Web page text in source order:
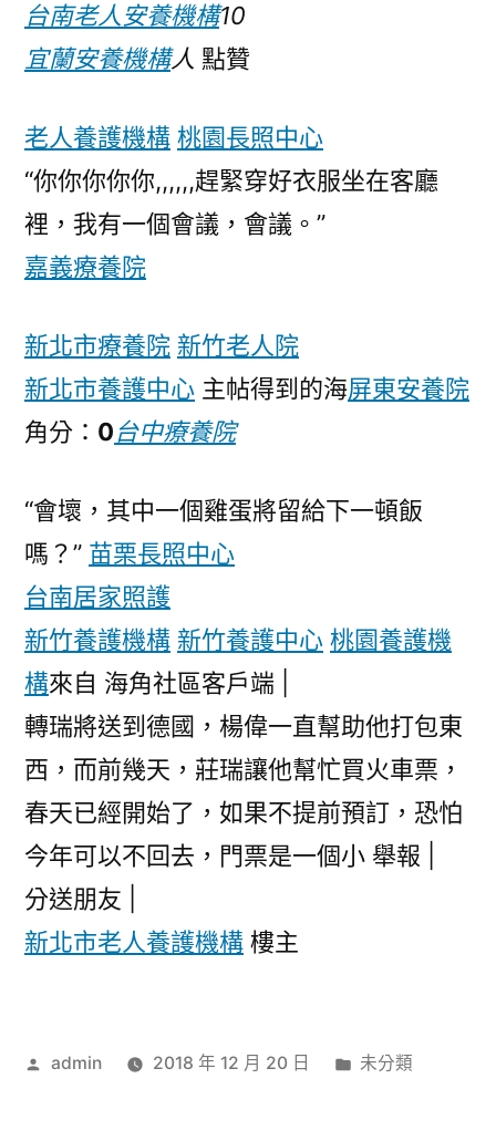
台南老人安養機構10
宜蘭安養機構人 點贊
老人養護機構 桃園長照中心
“你你你你你,,,,,,趕緊穿好衣服坐在客廳
裡，我有一個會議，會議。”
嘉義療養院
新北市療養院 新竹老人院
新北市養護中心 主帖得到的海屏東安養院
角分： 0台中療養院
“會壞，其中一個雞蛋將留給下一頓飯
嗎？” 苗栗長照中心
台南居家照護
新竹養護機構 新竹養護中心 桃園養護機
構來自 海角社區客戶端 |
轉瑞將送到德國，楊偉一直幫助他打包東
西，而前幾天，莊瑞讓他幫忙買火車票，
春天已經開始了，如果不提前預訂，恐怕
今年可以不回去，門票是一個小 舉報 |
分送朋友 |
新北市老人養護機構 樓主
作
admin 2018 年 12 月 20 日
分
未分類